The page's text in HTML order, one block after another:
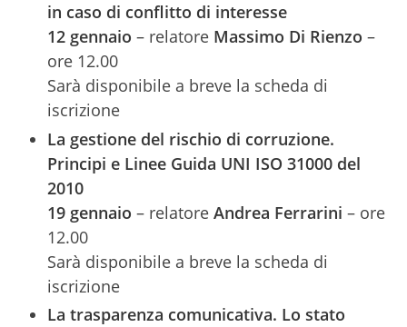
in caso di conflitto di interesse
12 gennaio – relatore Massimo Di Rienzo –
ore 12.00
Sarà disponibile a breve la scheda di
iscrizione
La gestione del rischio di corruzione.
Principi e Linee Guida UNI ISO 31000 del
2010
19 gennaio – relatore Andrea Ferrarini – ore
12.00
Sarà disponibile a breve la scheda di
iscrizione
La trasparenza comunicativa. Lo stato